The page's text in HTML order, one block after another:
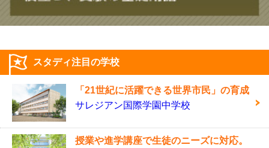
スタディ注目の学校
「21世紀に活躍できる世界市民」の育成
サレジアン国際学園中学校
授業や進学講座で生徒のニーズに対応。